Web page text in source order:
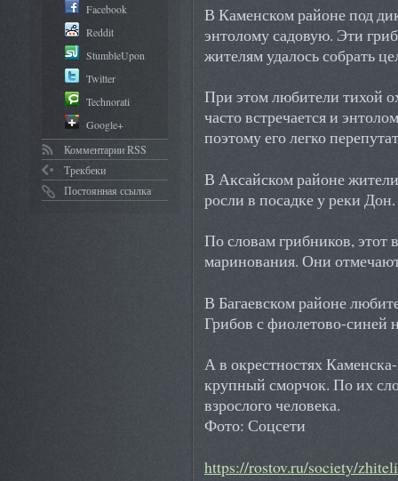
Facebook
Reddit
StumbleUpon
Twitter
Technorati
Google+
Комментарии RSS
Трекбеки
Постоянная ссылка
В Каменском районе под
энтолому садовую. Эти
жителям удалось собрать
При этом любители тихой
часто встречается и
поэтому его легко
В Аксайском районе
росли в посадке у реки Дон.
По словам грибников, этот
маринования. Они
В Багаевском районе
Грибов с фиолетово-синей
А в окрестностях
крупный сморчок. По их
взрослого человека.
Фото: Соцсети
https://rostov.ru/society/